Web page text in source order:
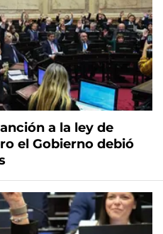
a la ley de
el Gobierno debió